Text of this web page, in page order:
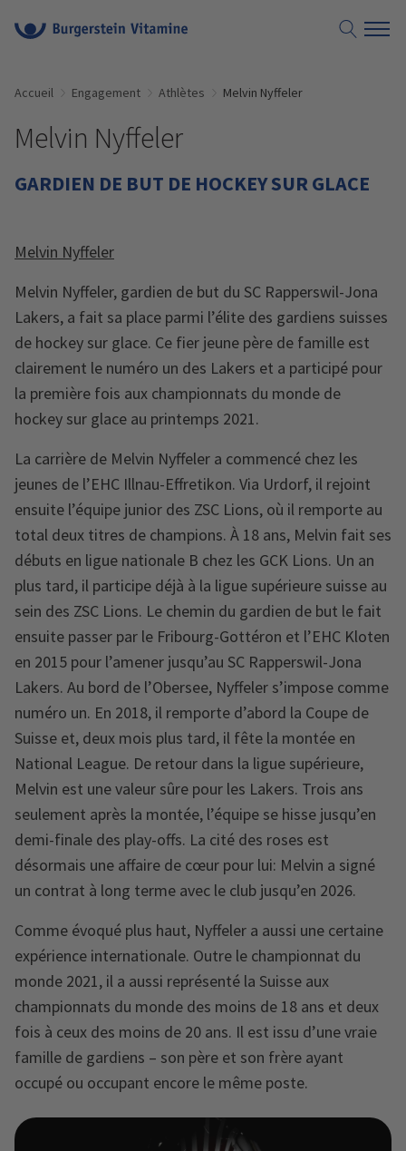
Accueil Engagement Athlètes Melvin Nyffeler
Melvin Nyffeler
GARDIEN DE BUT DE HOCKEY SUR GLACE
Melvin Nyffeler
Melvin Nyffeler, gardien de but du SC Rapperswil-Jona
Lakers, a fait sa place parmi l’élite des gardiens suisses
de hockey sur glace. Ce fier jeune père de famille est
clairement le numéro un des Lakers et a participé pour
la première fois aux championnats du monde de
hockey sur glace au printemps 2021.
La carrière de Melvin Nyffeler a commencé chez les
jeunes de l’EHC Illnau-Effretikon. Via Urdorf, il rejoint
ensuite l’équipe junior des ZSC Lions, où il remporte au
total deux titres de champions. À 18 ans, Melvin fait ses
débuts en ligue nationale B chez les GCK Lions. Un an
plus tard, il participe déjà à la ligue supérieure suisse au
sein des ZSC Lions. Le chemin du gardien de but le fait
ensuite passer par le Fribourg-Gottéron et l’EHC Kloten
en 2015 pour l’amener jusqu’au SC Rapperswil-Jona
Lakers. Au bord de l’Obersee, Nyffeler s’impose comme
numéro un. En 2018, il remporte d’abord la Coupe de
Suisse et, deux mois plus tard, il fête la montée en
National League. De retour dans la ligue supérieure,
Melvin est une valeur sûre pour les Lakers. Trois ans
seulement après la montée, l’équipe se hisse jusqu’en
demi-finale des play-offs. La cité des roses est
désormais une affaire de cœur pour lui: Melvin a signé
un contrat à long terme avec le club jusqu’en 2026.
Comme évoqué plus haut, Nyffeler a aussi une certaine
expérience internationale. Outre le championnat du
monde 2021, il a aussi représenté la Suisse aux
championnats du monde des moins de 18 ans et deux
fois à ceux des moins de 20 ans. Il est issu d’une vraie
famille de gardiens – son père et son frère ayant
occupé ou occupant encore le même poste.